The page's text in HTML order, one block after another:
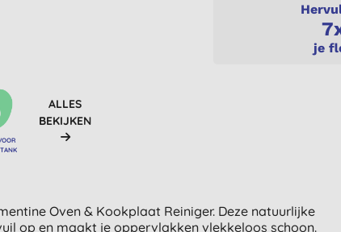
ALLES
BEKIJKEN
je
Oven & Kookplaat Reiniger. Deze natuurlijke
op en maakt je oppervlakken vlekkeloos schoon.